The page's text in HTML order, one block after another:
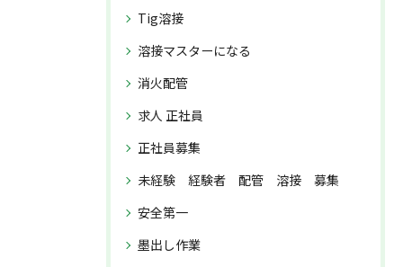
Tig溶接
溶接マスターになる
消火配管
求人 正社員
正社員募集
未経験 経験者 配管 溶接 募集
安全第一
墨出し作業